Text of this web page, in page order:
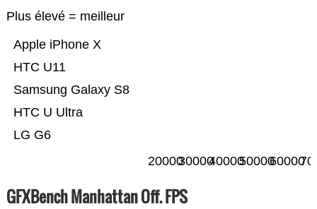
Plus élevé = meilleur
LG G6
HTC U Ultra
Samsung Galaxy S8
HTC U11
Apple iPhone X
2000030000400005000060000
GFXBench Manhattan Off. FPS